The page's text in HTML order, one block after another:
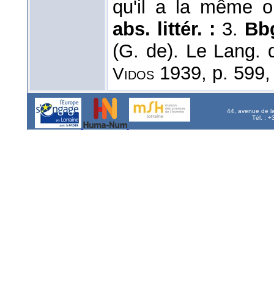
qu'il a la même
abs. littér. : 3.
(G. de). Le Lang.
Vidos 1939, p.
44, avenue de
Tél. :